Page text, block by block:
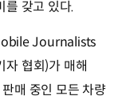
를 갖고 있다.
Journalists
협회)가 매해
매 중인 모든 차량